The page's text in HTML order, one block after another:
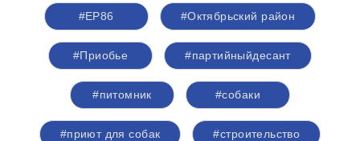
#ЕР86 #Октябрьский район
#Приобье #партийныйдесант
#питомник #собаки
#приют для собак #строительство